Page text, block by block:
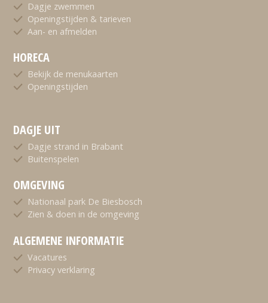
Dagje zwemmen
Openingstijden & tarieven
Aan- en afmelden
HORECA
Bekijk de menukaarten
Openingstijden
DAGJE UIT
Dagje strand in Brabant
Buitenspelen
OMGEVING
Nationaal park De Biesbosch
Zien & doen in de omgeving
ALGEMENE INFORMATIE
Vacatures
Privacy verklaring